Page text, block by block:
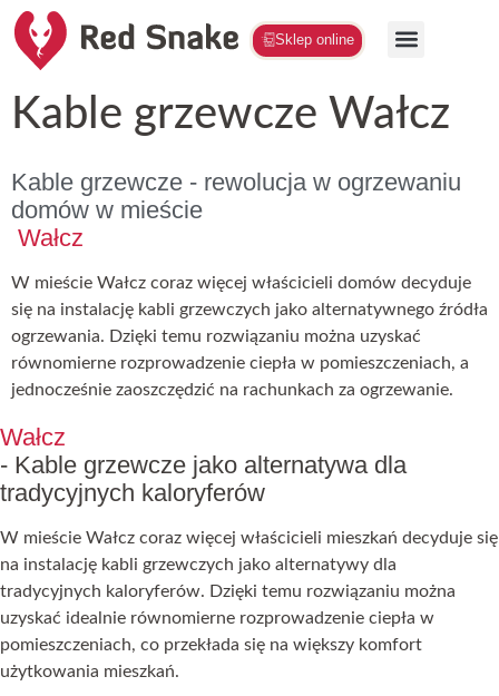
Sklep online
Kable grzewcze Wałcz
Kable grzewcze - rewolucja w ogrzewaniu
domów w mieście
Wałcz
W mieście Wałcz coraz więcej właścicieli domów decyduje
się na instalację kabli grzewczych jako alternatywnego źródła
ogrzewania. Dzięki temu rozwiązaniu można uzyskać
równomierne rozprowadzenie ciepła w pomieszczeniach, a
jednocześnie zaoszczędzić na rachunkach za ogrzewanie.
Wałcz
- Kable grzewcze jako alternatywa dla
tradycyjnych kaloryferów
W mieście Wałcz coraz więcej właścicieli mieszkań decyduje się
na instalację kabli grzewczych jako alternatywy dla
tradycyjnych kaloryferów. Dzięki temu rozwiązaniu można
uzyskać idealnie równomierne rozprowadzenie ciepła w
pomieszczeniach, co przekłada się na większy komfort
użytkowania mieszkań.